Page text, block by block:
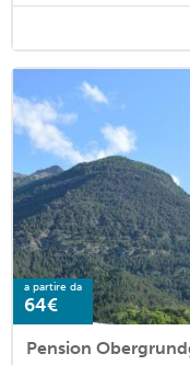
a partire da
64€
Pension